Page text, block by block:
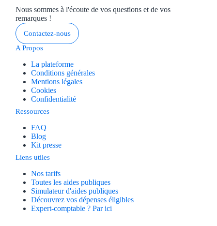
Nous sommes à l'écoute de vos questions et de vos
remarques !
Contactez-nous
A Propos
La plateforme
Conditions générales
Mentions légales
Cookies
Confidentialité
Ressources
FAQ
Blog
Kit presse
Liens utiles
Nos tarifs
Toutes les aides publiques
Simulateur d'aides publiques
Découvrez vos dépenses éligibles
Expert-comptable ? Par ici